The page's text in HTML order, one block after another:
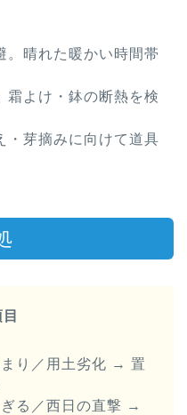
。晴れた暖かい時間帯
霜よけ・鉢の断熱を検
・芽摘みに向けて道具
まり／用土劣化 → 置
ぎる／西日の直撃 →